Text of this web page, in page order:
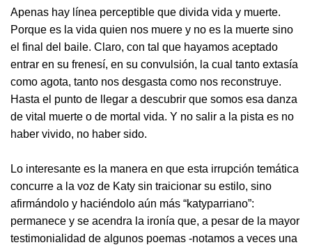
Apenas hay línea perceptible que divida vida y muerte.
Porque es la vida quien nos muere y no es la muerte sino
el final del baile. Claro, con tal que hayamos aceptado
entrar en su frenesí, en su convulsión, la cual tanto extasía
como agota, tanto nos desgasta como nos reconstruye.
Hasta el punto de llegar a descubrir que somos esa danza
de vital muerte o de mortal vida. Y no salir a la pista es no
haber vivido, no haber sido.
Lo interesante es la manera en que esta irrupción temática
concurre a la voz de Katy sin traicionar su estilo, sino
afirmándolo y haciéndolo aún más “katyparriano”:
permanece y se acendra la ironía que, a pesar de la mayor
testimonialidad de algunos poemas -notamos a veces una